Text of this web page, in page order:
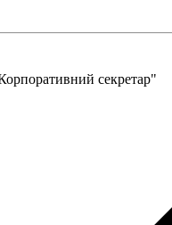
секретар"